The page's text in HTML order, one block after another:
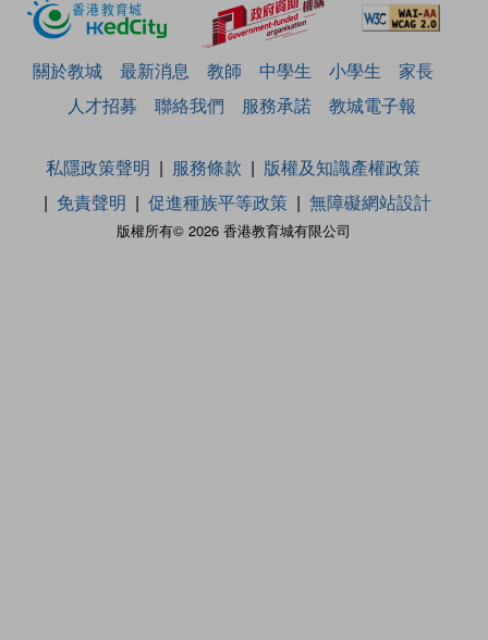
關於教城 最新消息 教師 中學生 小學生
家長
人才招募
聯絡我們 服務承諾 教城電子報
版權所有© 2026 香港教育城有限公司
私隱政策聲明 服務條款
版權及知識產權政策
免責聲明
促進種族平等政策 無障礙網站設計